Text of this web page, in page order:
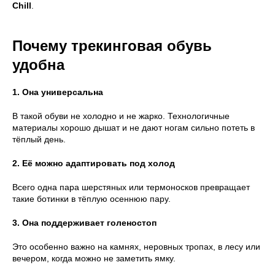
Chill
Почему трекинговая обувь
удобна
1. Она универсальна
В такой обуви не холодно и не жарко. Технологичные
материалы хорошо дышат и не дают ногам сильно потеть в
тёплый день.
2. Её можно адаптировать под холод
Всего одна пара шерстяных или термоносков превращает
такие ботинки в тёплую осеннюю пару.
3. Она поддерживает голеностоп
Это особенно важно на камнях, неровных тропах, в лесу или
вечером, когда можно не заметить ямку.